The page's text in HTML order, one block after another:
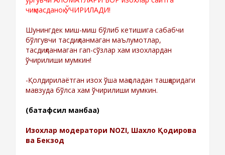
чиқмасданоқ ЎЧИРИЛАДИ!
Шунингдек миш-миш бўлиб кетишига сабабчи
бўлгувчи тасдиқланмаган маълумотлар,
тасдиқланмаган гап-сўзлар хам изохлардан
ўчирилиши мумкин!
-Қолдирилаётган изох ўша мақоладан ташқаридаги
мавзуда бўлса хам ўчирилиши мумкин.
(батафсил манбаа)
Изохлар модератори NOZI, Шахло Қодирова
ва Бекзод